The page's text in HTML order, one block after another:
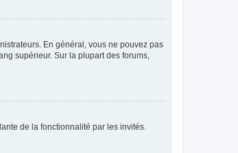
En général, vous ne pouvez pas
supérieur. Sur la plupart des forums,
de la fonctionnalité par les invités.